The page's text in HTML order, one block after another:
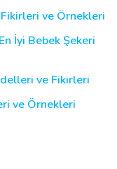
Fikirleri ve Örnekleri
İyi Bebek Şekeri
ve Fikirleri
ve Örnekleri